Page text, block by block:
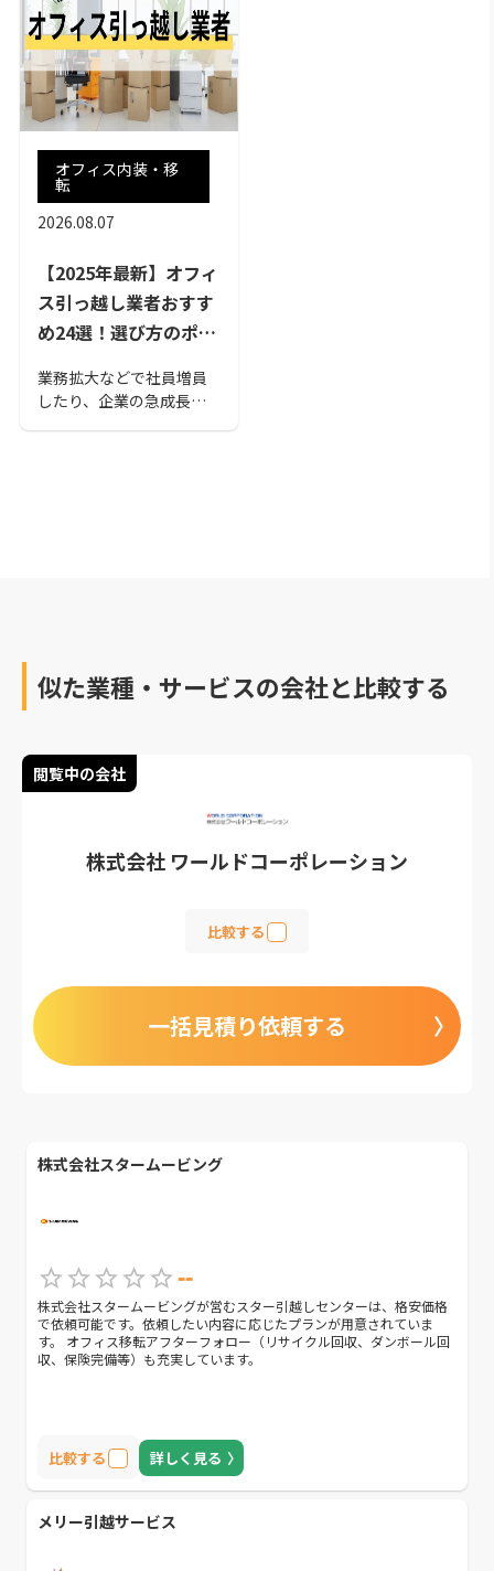
オフィス内装・移
転
2026.08.07
【2025年最新】オフィ
ス引っ越し業者おすす
め24選！選び方のポイ
業務拡大などで社員増員
したり、企業の急成長な
似た業種・サービスの会社と比較する
閲覧中の会社
株式会社 ワールドコーポレーション
比較する
一括見積り依頼する
株式会社スタームービング
--
株式会社スタームービングが営むスター引越しセンターは、格安価格
で依頼可能です。依頼したい内容に応じたプランが用意されていま
す。 オフィス移転アフターフォロー（リサイクル回収、ダンボール回
収、保険完備等）も充実しています。
比較する 詳しく見る
メリー引越サービス